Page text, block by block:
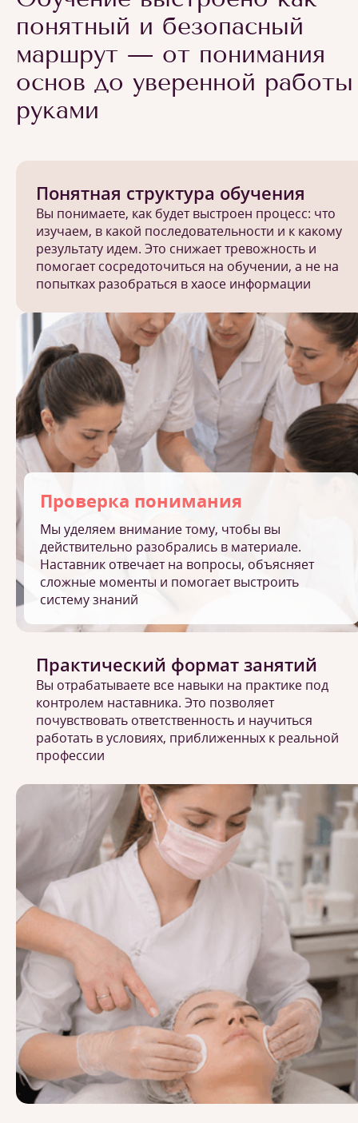
понятный и безопасный
маршрут — от понимания
основ до уверенной работы
руками
Понятная структура обучения
Вы понимаете, как будет выстроен процесс: что
изучаем, в какой последовательности и к какому
результату идем. Это снижает тревожность и
помогает сосредоточиться на обучении, а не на
попытках разобраться в хаосе информации
Проверка понимания
Мы уделяем внимание тому, чтобы вы
действительно разобрались в материале.
Наставник отвечает на вопросы, объясняет
сложные моменты и помогает выстроить
систему знаний
Практический формат занятий
Вы отрабатываете все навыки на практике под
контролем наставника. Это позволяет
почувствовать ответственность и научиться
работать в условиях, приближенных к реальной
профессии